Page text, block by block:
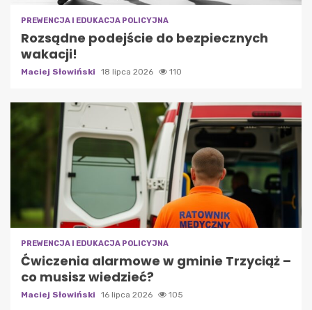
PREWENCJA I EDUKACJA POLICYJNA
Rozsądne podejście do bezpiecznych
wakacji!
Maciej Słowiński 18 lipca 2026 110
PREWENCJA I EDUKACJA POLICYJNA
Ćwiczenia alarmowe w gminie Trzyciąż –
co musisz wiedzieć?
Maciej Słowiński 16 lipca 2026 105